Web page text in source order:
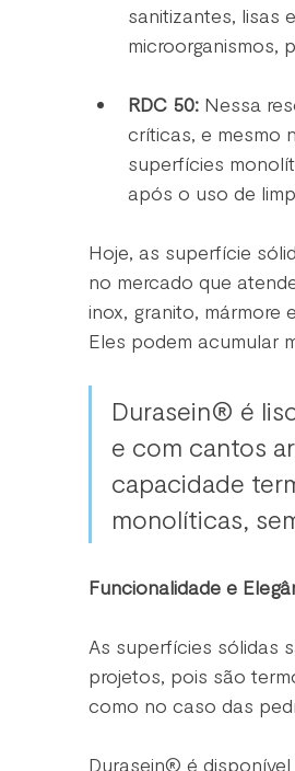
sanitizantes, lisas
microorganismos,
RDC 50: Nessa
críticas, e mesmo
superfícies
após o uso de
Hoje, as superfície
no mercado que
inox, granito, mármore
Eles podem acumular
Durasein® é
e com cantos
capacidade
monolíticas,
Funcionalidade e
As superfícies sólidas
projetos, pois são
como no caso das
Durasein® é